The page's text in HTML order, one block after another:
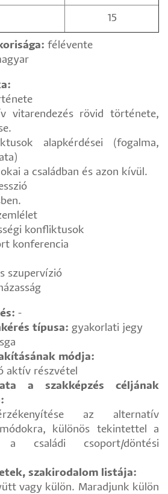
15
félévente
rövid története,
alapkérdései (fogalma,
a családban és azon kívül.
konfliktusok
konferencia
szupervízió
-
típusa: gyakorlati jegy
módja:
aktív részvétel
a szakképzés céljának
az alternatív
különös tekintettel a
családi csoport/döntési
szakirodalom listája:
vagy külön. Maradjunk külön